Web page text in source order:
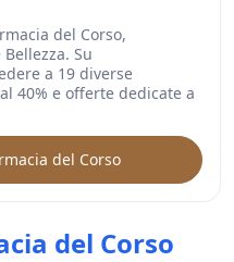
del Corso,
Su
a 19 diverse
40% e offerte dedicate a
del Corso
del Corso